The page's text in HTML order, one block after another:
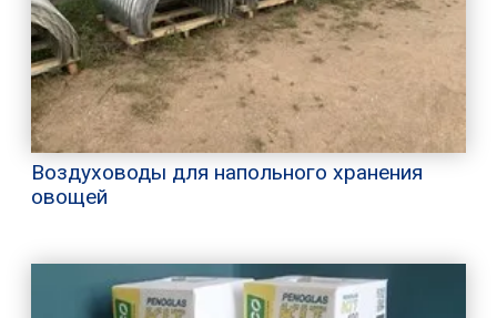
Воздуховоды для напольного хранения
овощей